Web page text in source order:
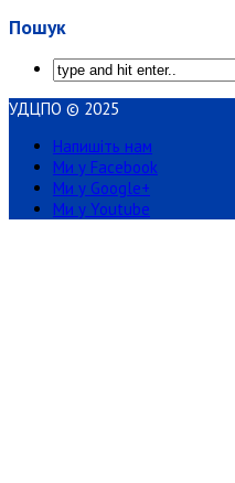
Пошук
УДЦПО © 2025
Напишіть нам
Ми у Facebook
Ми у Google+
Ми у Youtube